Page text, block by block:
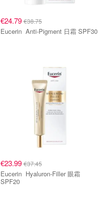
€24.79€38.75
Eucerin Anti-Pigment 日霜 SPF30
€23.99€37.45
Eucerin Hyaluron-Filler 眼霜
SPF20